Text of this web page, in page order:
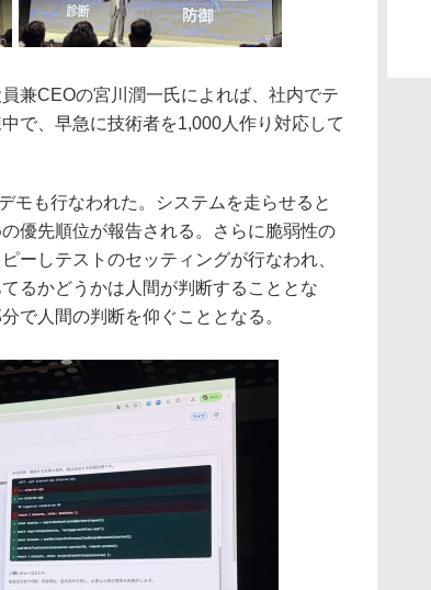
兼CEOの宮川潤一氏によれば、社内でテ
で、早急に技術者を1,000人作り対応して
も行なわれた。システムを走らせると
優先順位が報告される。さらに脆弱性の
ーしテストのセッティングが行なわれ、
るかどうかは人間が判断することとな
で人間の判断を仰ぐこととなる。